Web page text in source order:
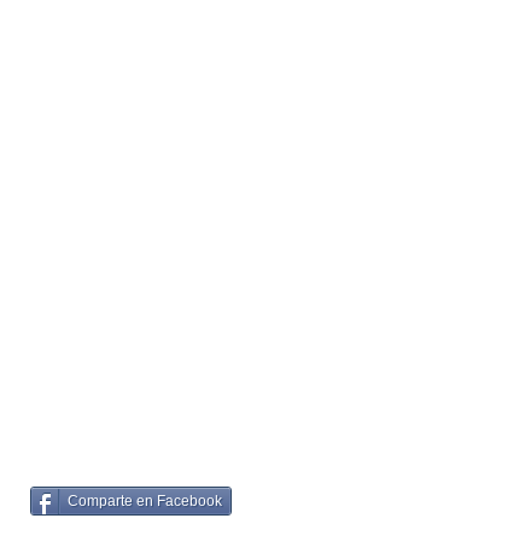
Comparte en Facebook